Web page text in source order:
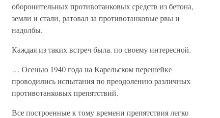
оборонительных противотанковых средств из бетона,
земли и стали, ратовал за противотанковые рвы и
надолбы.
Каждая из таких встреч была. по своему интересной.
… Осенью 1940 года на Карельском перешейке
проводились испытания по преодолению различных
противотанковых препятствий.
Все построенные к тому времени препятствия легко